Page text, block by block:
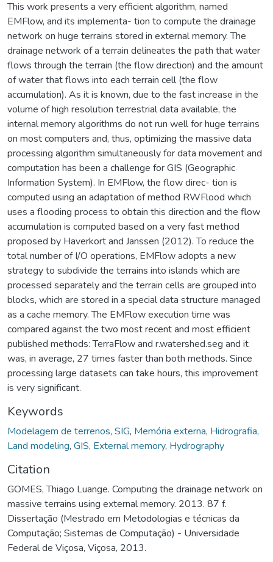
This work presents a very efficient algorithm, named
EMFlow, and its implementa- tion to compute the drainage
network on huge terrains stored in external memory. The
drainage network of a terrain delineates the path that water
flows through the terrain (the flow direction) and the amount
of water that flows into each terrain cell (the flow
accumulation). As it is known, due to the fast increase in the
volume of high resolution terrestrial data available, the
internal memory algorithms do not run well for huge terrains
on most computers and, thus, optimizing the massive data
processing algorithm simultaneously for data movement and
computation has been a challenge for GIS (Geographic
Information System). In EMFlow, the flow direc- tion is
computed using an adaptation of method RWFlood which
uses a flooding process to obtain this direction and the flow
accumulation is computed based on a very fast method
proposed by Haverkort and Janssen (2012). To reduce the
total number of I/O operations, EMFlow adopts a new
strategy to subdivide the terrains into islands which are
processed separately and the terrain cells are grouped into
blocks, which are stored in a special data structure managed
as a cache memory. The EMFlow execution time was
compared against the two most recent and most efficient
published methods: TerraFlow and r.watershed.seg and it
was, in average, 27 times faster than both methods. Since
processing large datasets can take hours, this improvement
is very significant.
Keywords
Modelagem de terrenos, SIG, Memória externa, Hidrografia,
Land modeling, GIS, External memory, Hydrography
Citation
GOMES, Thiago Luange. Computing the drainage network on
massive terrains using external memory. 2013. 87 f.
Dissertação (Mestrado em Metodologias e técnicas da
Computação; Sistemas de Computação) - Universidade
Federal de Viçosa, Viçosa, 2013.